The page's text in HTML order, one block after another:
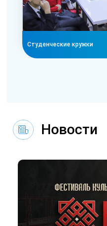
Студенческие кружки
Новости